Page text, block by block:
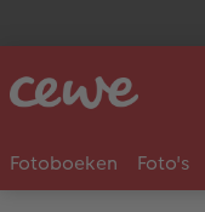
Fotoboeken Foto's